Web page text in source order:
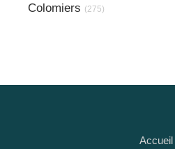
Colomiers (275)
Accueil